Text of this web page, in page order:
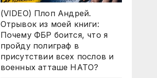
(VIDEO) Плоп Андрей.
Отрывок из моей книги:
Почему ФБР боится, что я
пройду полиграф в
присутствии всех послов и
военных атташе НАТО?